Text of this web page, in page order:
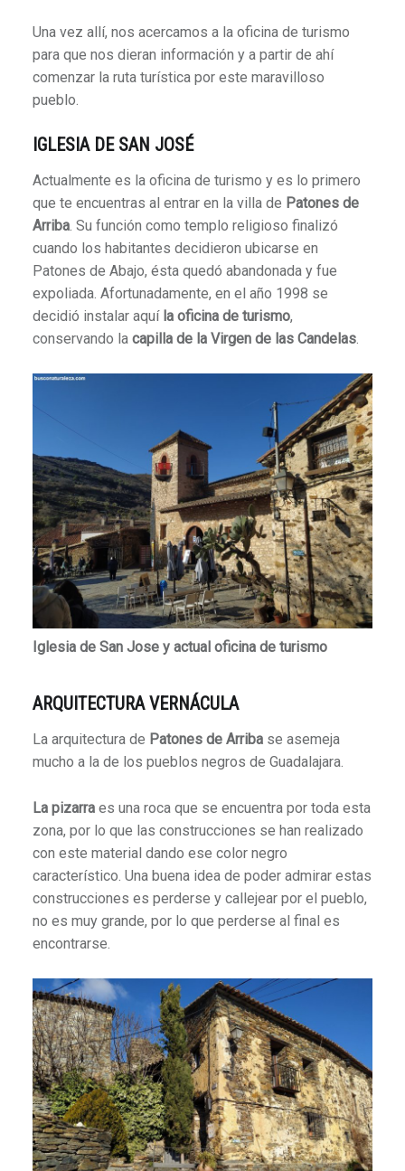
Una vez allí, nos acercamos a la oficina de turismo
para que nos dieran información y a partir de ahí
comenzar la ruta turística por este maravilloso
pueblo.
IGLESIA DE SAN JOSÉ
Actualmente es la oficina de turismo y es lo primero
que te encuentras al entrar en la villa de Patones de
Arriba. Su función como templo religioso finalizó
cuando los habitantes decidieron ubicarse en
Patones de Abajo, ésta quedó abandonada y fue
expoliada. Afortunadamente, en el año 1998 se
decidió instalar aquíla oficina de turismo,
conservando la capilla de la Virgen de las Candelas.
Iglesia de San Jose y actual oficina de turismo
ARQUITECTURA VERNÁCULA
La arquitectura de Patones de Arribase asemeja
mucho a la de los pueblos negros de Guadalajara.
La pizarraes una roca que se encuentra por toda esta
zona, por lo que las construcciones se han realizado
con este material dando ese color negro
característico. Una buena idea de poder admirar estas
construcciones es perderse y callejear por el pueblo,
no es muy grande, por lo que perderse al final es
encontrarse.